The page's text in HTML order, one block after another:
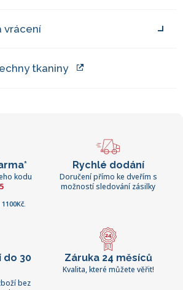
vrácení
tkaniny
kodu
Rychlé dodání
Doručení přímo ke dveřím s
možností sledování zásilky
do 30
bez
Záruka 24 měsíců
Kvalita, které můžete věřit!